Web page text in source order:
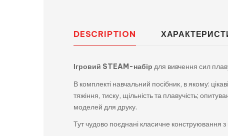
DESCRIPTION
Ігровий STEAM-набір для вивчення сил
В комплекті навчальний посібник, в якому:
тяжіння, тиску, щільність та плавучість;
моделей для друку.
Тут чудово поєднані класичне конструювання